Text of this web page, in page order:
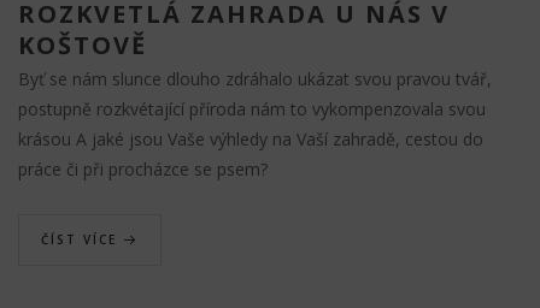
ROZKVETLÁ ZAHRADA U NÁS V
KOŠTOVĚ
Byť se nám slunce dlouho zdráhalo ukázat svou pravou tvář,
postupně rozkvétající příroda nám to vykompenzovala svou
krásou A jaké jsou Vaše výhledy na Vaší zahradě, cestou do
práce či při procházce se psem?
ČÍST VÍCE